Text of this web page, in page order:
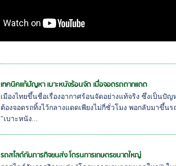
เทคนิคแก้ปัญหา เบาะหนังร้อนจัด เมื่อจอดรถตากแดด
เมืองไทยขึ้นชื่อเรื่องอากาศร้อนจัดอย่างแท้จริง ซึ่งเป็นปั
ต้องจอดรถทิ้งไว้กลางแดดเพียงไม่กี่ชั่วโมง พอกลับมาขึ้นร
"เบาะหนัง...
รถสไลด์กับภารกิจขนส่ง โดรนการเกษตรขนาดใหญ่